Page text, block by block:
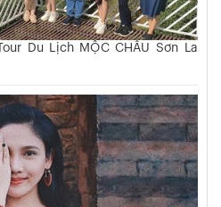
Du Lịch MỘC CHÂU Sơn La